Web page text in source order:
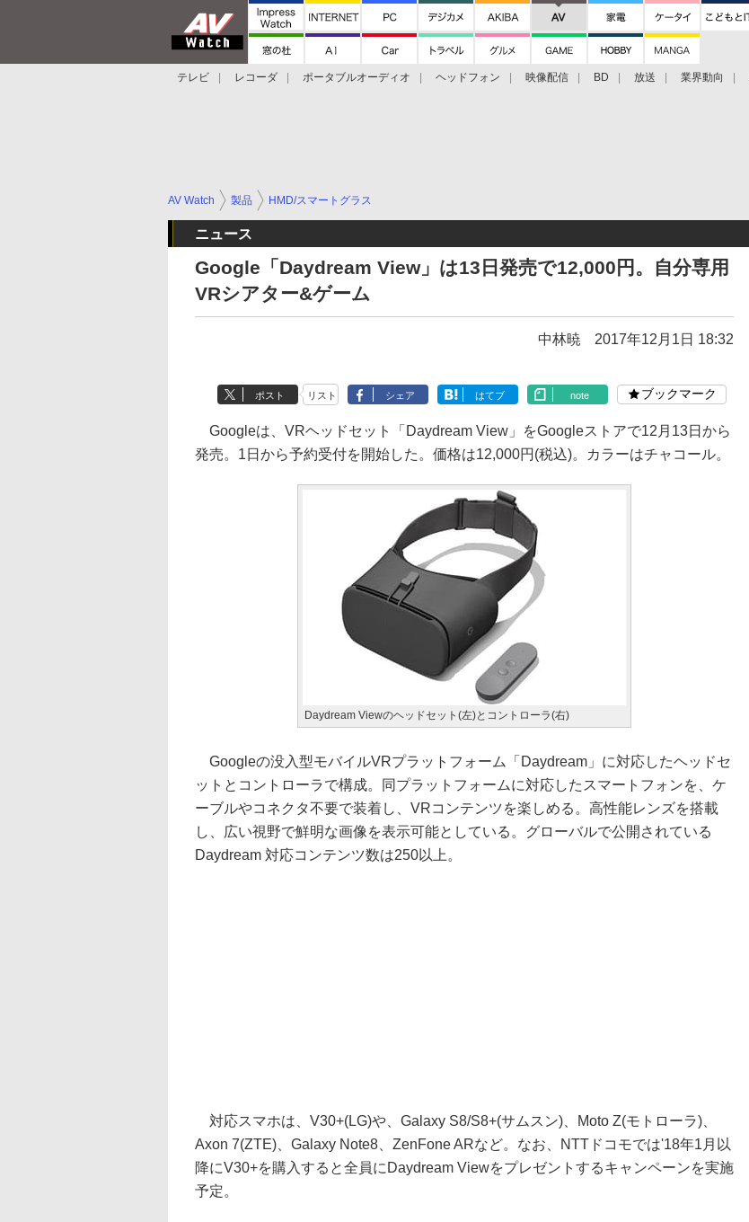
テレビ レコーダ ポータブルオーディオ ヘッドフォン 映像配信 BD 放送 業界動向
AV Watch 製品 HMD/スマートグラス
ニュース
Google「Daydream View」は13日発売で12,000円。自分専用
VRシアター&ゲーム
中林暁 2017年12月1日 18:32
ポスト リスト シェア はてブ note ブックマーク
Googleは、VRヘッドセット「Daydream View」をGoogleストアで12月13日から
発売。1日から予約受付を開始した。価格は12,000円(税込)。カラーはチャコール。
Daydream Viewのヘッドセット(左)とコントローラ(右)
Googleの没入型モバイルVRプラットフォーム「Daydream」に対応したヘッドセ
ットとコントローラで構成。同プラットフォームに対応したスマートフォンを、ケ
ーブルやコネクタ不要で装着し、VRコンテンツを楽しめる。高性能レンズを搭載
し、広い視野で鮮明な画像を表示可能としている。グローバルで公開されている
Daydream 対応コンテンツ数は250以上。
対応スマホは、V30+(LG)や、Galaxy S8/S8+(サムスン)、Moto Z(モトローラ)、
Axon 7(ZTE)、Galaxy Note8、ZenFone ARなど。なお、NTTドコモでは'18年1月以
降にV30+を購入すると全員にDaydream Viewをプレゼントするキャンペーンを実施
予定。